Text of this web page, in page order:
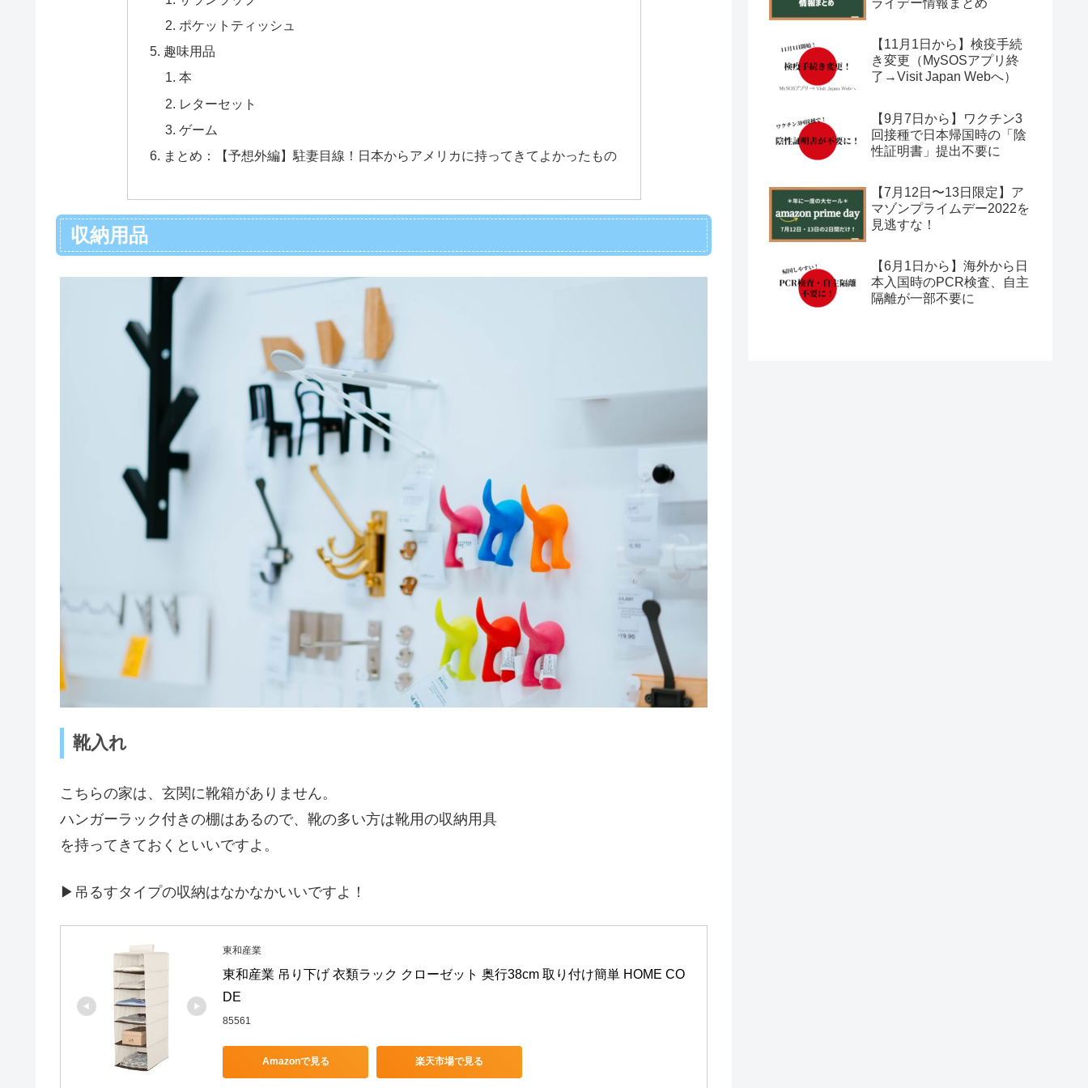
ポケットティッシュ
趣味用品
本
レターセット
ゲーム
まとめ：【予想外編】駐妻目線！日本からアメリカに持ってきてよかったもの
収納用品
靴入れ
こちらの家は、玄関に靴箱がありません。
ハンガーラック付きの棚はあるので、靴の多い方は靴用の収納用具
を持ってきておくといいですよ。
▶︎吊るすタイプの収納はなかなかいいですよ！
東和産業
東和産業 吊り下げ 衣類ラック クローゼット 奥行38cm 取り付け簡単 HOME CO
DE
85561
Amazonで見る 楽天市場で見る
ライデー情報まとめ
【11月1日から】検疫手続
き変更（MySOSアプリ終
了→Visit Japan Webへ）
【9月7日から】ワクチン3
回接種で日本帰国時の「陰
性証明書」提出不要に
【7月12日〜13日限定】ア
マゾンプライムデー2022を
見逃すな！
【6月1日から】海外から日
本入国時のPCR検査、自主
隔離が一部不要に